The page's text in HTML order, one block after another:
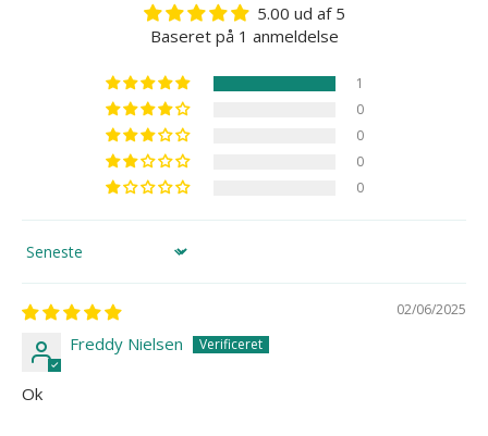
5.00 ud af 5
Baseret på 1 anmeldelse
1
0
0
0
0
Sort by
02/06/2025
Freddy Nielsen
Ok